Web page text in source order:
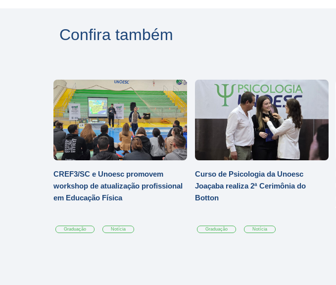
Confira também
CREF3/SC e Unoesc promovem
workshop de atualização profissional
em Educação Física
Graduação Notícia
Curso de Psicologia da Unoesc
Joaçaba realiza 2ª Cerimônia do
Botton
Graduação Notícia